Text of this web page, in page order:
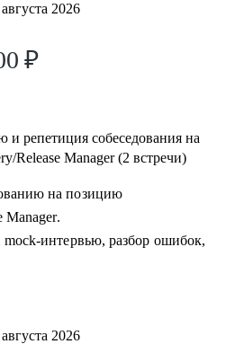
менеджерам, которым нужен
карьерный трек и точки роста.
хотят системно подойти к
откликами” в разные
2026
₽
и репетиция собеседования на
Release Manager (2 встречи)
на позицию
Manager.
mock-интервью, разбор ошибок,
2026